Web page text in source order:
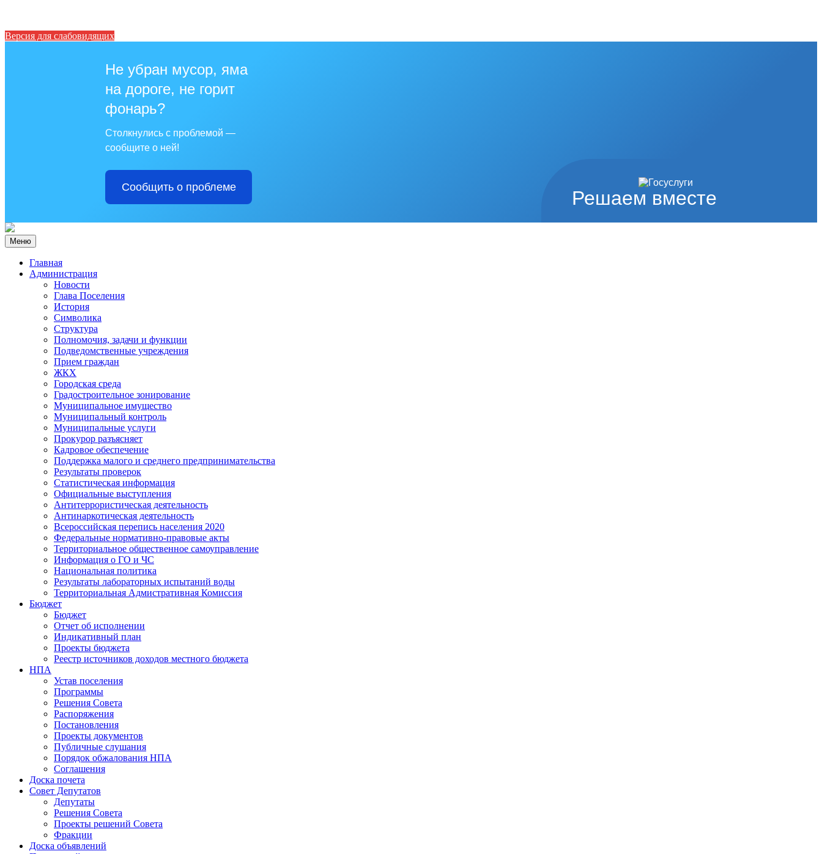
Версия для слабовидящих
Решаем вместе
Не убран мусор, яма
на дороге, не горит
фонарь?
Столкнулись с проблемой —
сообщите о ней!
Сообщить о проблеме
Меню
Главная
Администрация
Новости
Глава Поселения
История
Символика
Структура
Полномочия, задачи и функции
Подведомственные учреждения
Прием граждан
ЖКХ
Городская среда
Градостроительное зонирование
Муниципальное имущество
Муниципальный контроль
Муниципальные услуги
Прокурор разъясняет
Кадровое обеспечение
Поддержка малого и среднего предпринимательства
Результаты проверок
Статистическая информация
Официальные выступления
Антитеррористическая деятельность
Антинаркотическая деятельность
Всероссийская перепись населения 2020
Федеральные нормативно-правовые акты
Территориальное общественное самоуправление
Информация о ГО и ЧС
Национальная политика
Результаты лабораторных испытаний воды
Территориальная Адмистративная Комиссия
Бюджет
Бюджет
Отчет об исполнении
Индикативный план
Проекты бюджета
Реестр источников доходов местного бюджета
НПА
Устав поселения
Программы
Решения Совета
Распоряжения
Постановления
Проекты документов
Публичные слушания
Порядок обжалования НПА
Соглашения
Доска почета
Совет Депутатов
Депутаты
Решения Совета
Проекты решений Совета
Фракции
Доска объявлений